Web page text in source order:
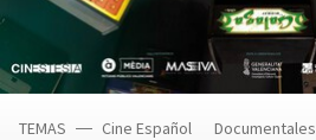
TEMAS Cine Español Documentales